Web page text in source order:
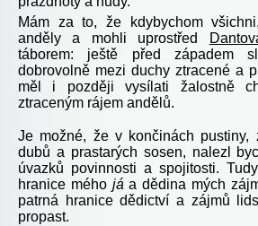
Mám za to, že kdybychom
anděly a mohli uprostřed
táborem: ještě před západem
dobrovolně mezi duchy ztracené a
měl i později vysílati žalostně
ztraceným rájem andělů.
Je možné, že v končinách pustiny,
dubů a prastarých sosen, nalezl
úvazků povinnosti a spojitosti.
hranice mého jáa dědina mých
patrná hranice dědictví a zájmů
propast.